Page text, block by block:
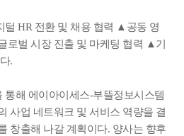
HR 전환 및 채용 협력 ▲공동 영
로벌 시장 진출 및 마케팅 협력 ▲기
.
통해 에이아이세스-부뜰정보시스템
사업 네트워크 및 서비스 역량을 결
창출해 나갈 계획이다. 양사는 향후